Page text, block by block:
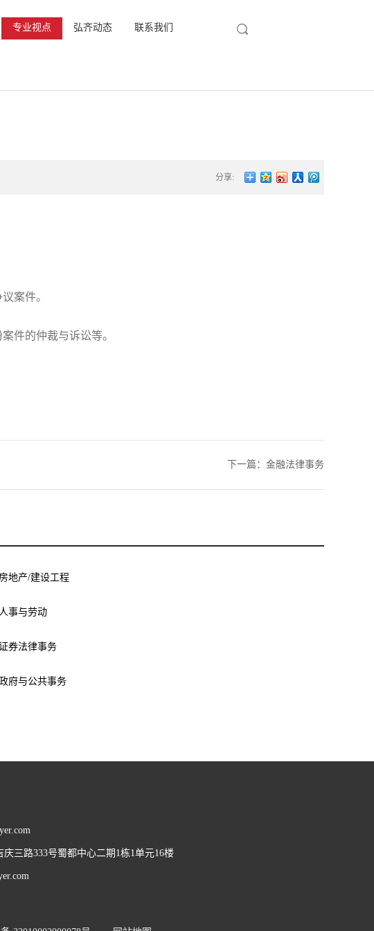
专业视点 弘齐动态 联系我们
分享:
案件。
件的仲裁与诉讼等。
下一篇： 金融法律事务
房地产/建设工程
人事与劳动
券法律事务
府与公共事务
三路333号蜀都中心二期1栋1单元16楼